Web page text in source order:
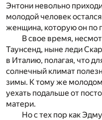
Энтони невольно
молодой человек
женщина, которую он по
В свое время,
Таунсенд, ныне леди
в Италию, полагая, что
солнечный климат
зимы. К тому же
уехать подальше от
матери.
Но с тех пор как